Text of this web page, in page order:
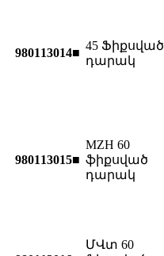
980113014■
45 Ֆիքսված
դարակ
980113015■
MZH 60
ֆիքսված
դարակ
ՄՎտ 60